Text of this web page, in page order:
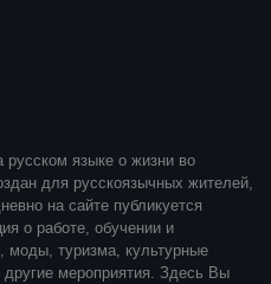
русском языке о жизни во
для русскоязычных жителей,
на сайте публикуется
о работе, обучении и
моды, туризма, культурные
мероприятия. Здесь Вы